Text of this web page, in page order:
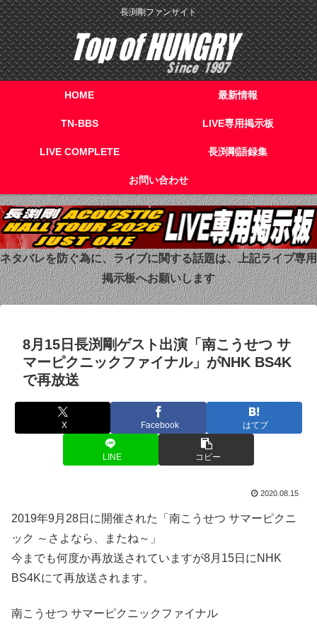
長渕剛ファンサイト
HOME 最新情報
TN-BBS LIVE専用掲示板
LIVE COMPLETE 長渕剛語録集
お問い合わせ
ネタバレを防ぐ為に、ライブに関する話題は、上記ライブ専用
掲示板へお願いします
8月15日長渕剛ゲスト出演「南こうせつ サ
マーピクニックファイナル」がNHK BS4K
で再放送
X Facebook はてブ
LINE コピー
2020.08.15
2019年9月28日に開催された「南こうせつ サマーピクニ
ック ～さよなら、またね～」
今までも何度か再放送されていますが8月15日にNHK
BS4Kにて再放送されます。
南こうせつ サマーピクニックファイナル